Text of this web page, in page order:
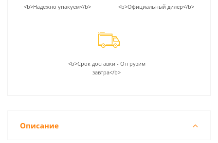
<b>Надежно упакуем</b> <b>Официальный дилер</b>
<b>Срок доставки - Отгрузим
завтра</b>
Описание